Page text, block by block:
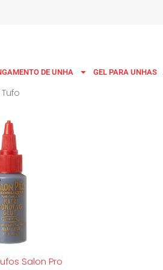
DE UNHA GEL PARA UNHAS
Salon Pro